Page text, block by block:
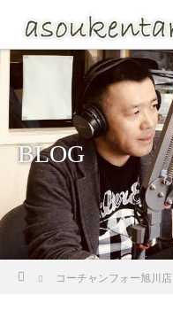
BLOG
コーチャンフォー旭川店